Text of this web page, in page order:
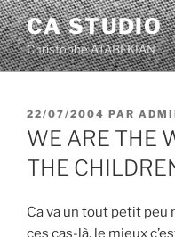
Aller
au
contenu
principal
CA STUDIO
Christophe ATABEKIAN
PUBLIÉ
LE
22/07/2004 PAR
WE ARE THE
THE
Ca va un tout petit peu
ces cas-là, le mieux